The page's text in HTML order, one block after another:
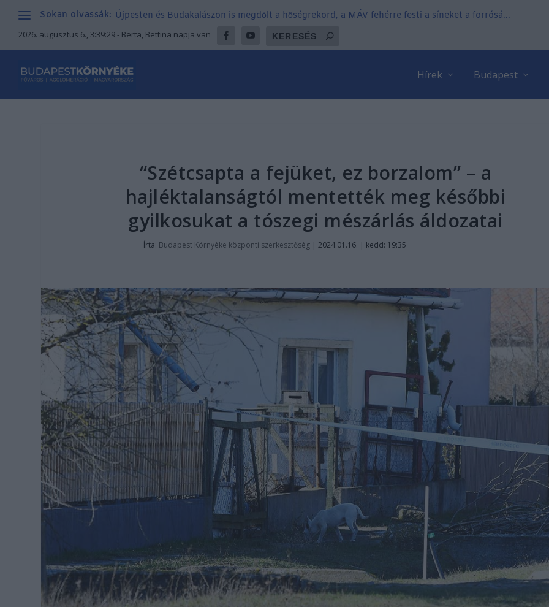
Sokan olvassák: Újpesten és Budakalászon is megdőlt a hőségrekord, a MÁV fehérre festi a síneket a forrósá...
2026. augusztus 6., 3:39:30 - Berta, Bettina napja van
Hírek Budapest
“Szétcsapta a fejüket, ez borzalom” – a
hajléktalanságtól mentették meg későbbi
gyilkosukat a tószegi mészárlás áldozatai
Írta: Budapest Környéke központi szerkesztőség| 2024.01.16. | kedd: 19:35